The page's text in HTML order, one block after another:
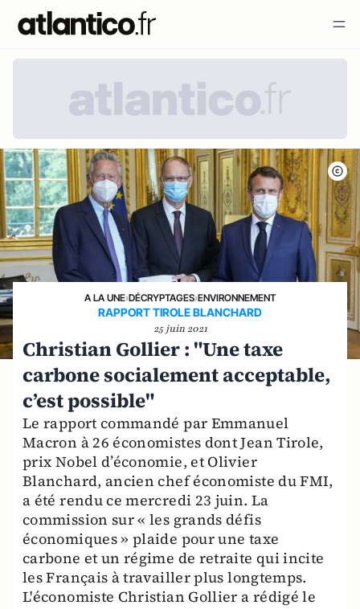
A LA UNE›DÉCRYPTAGES›ENVIRONNEMENT
RAPPORT TIROLE BLANCHARD
25 juin 2021
Christian Gollier : "Une taxe
carbone socialement acceptable,
c’est possible"
Le rapport commandé par Emmanuel
Macron à 26 économistes dont Jean Tirole,
prix Nobel d’économie, et Olivier
Blanchard, ancien chef économiste du FMI,
a été rendu ce mercredi 23 juin. La
commission sur « les grands défis
économiques » plaide pour une taxe
carbone et un régime de retraite qui incite
les Français à travailler plus longtemps.
L'économiste Christian Gollier a rédigé le